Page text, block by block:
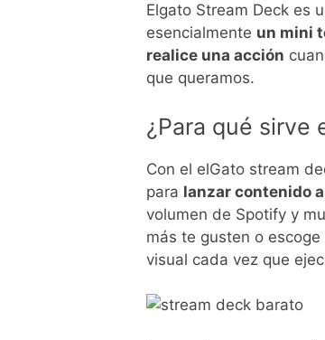
Elgato Stream Deck es
esencialmente un mini
realice una acción
que queramos.
¿Para qué sirve
Con el elGato stream
para lanzar contenido
volumen de Spotify y
más te gusten o
visual cada vez que